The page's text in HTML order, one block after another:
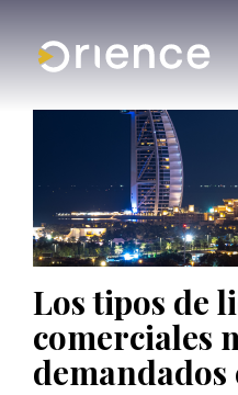
Los tipos de
comerciales
demandados